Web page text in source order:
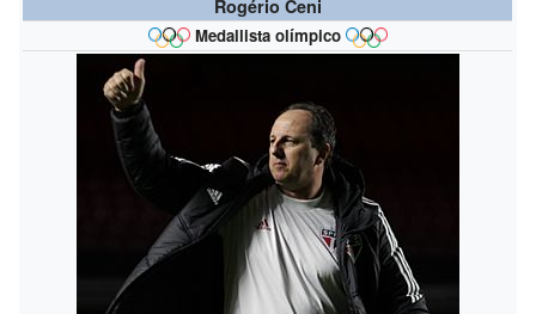
Rogério Ceni
Medallista olímpico